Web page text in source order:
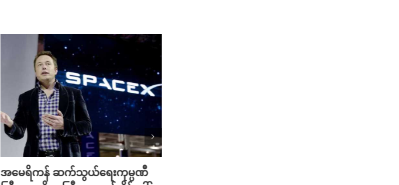
အမေရိကန် ဆက်သွယ်ရေးကုမ္ပဏီ